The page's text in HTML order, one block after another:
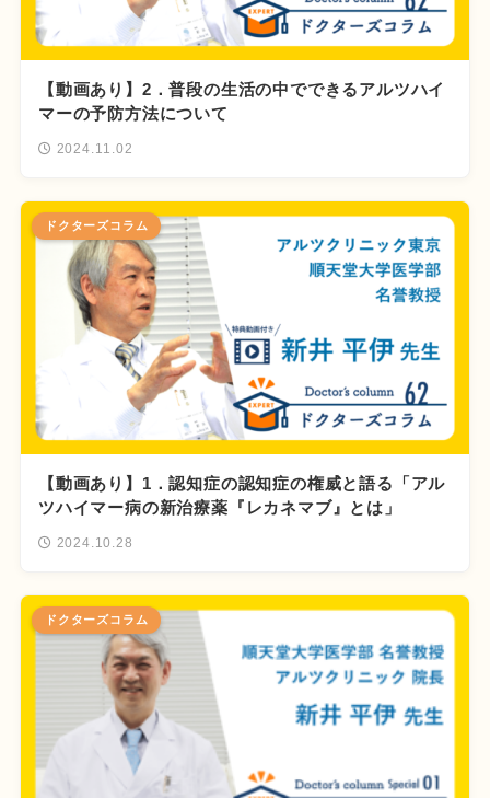
【動画あり】2．普段の生活の中でできるアルツハイ
マーの予防方法について
2024.11.02
ドクターズコラム
【動画あり】1．認知症の認知症の権威と語る「アル
ツハイマー病の新治療薬『レカネマブ』とは」
2024.10.28
ドクターズコラム